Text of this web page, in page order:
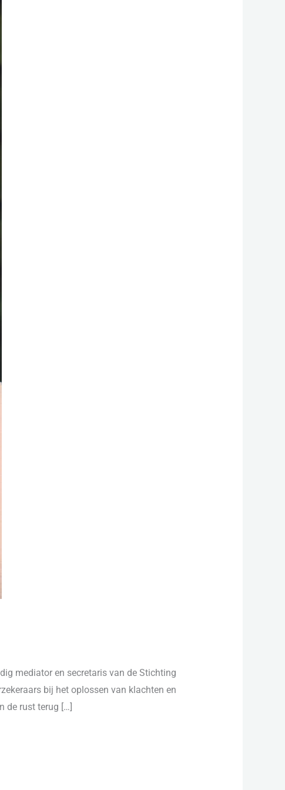
mediator en secretaris van de Stichting
bij het oplossen van klachten en
de rust terug […]